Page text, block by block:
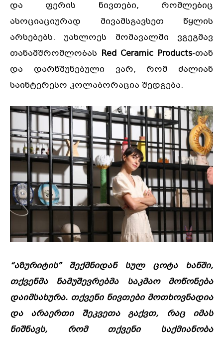
და ფერის ნივთები, რომლებიც
ასოციაციურად მივამსგავსეთ წყლის
არსებებს. უახლოეს მომავალში ვგეგმავ
თანამშრომლობას
Red Ceramic Products-თან
და დარწმუნებული ვარ, რომ ძალიან
საინტერესო კოლაბორაცია შედგება.
“აზურიტის” შექმნიდან სულ ცოტა ხანში,
თქვენმა ნამუშევრებმა საკმაო მოწონება
დაიმსახურა. თქვენი ნივთები მოთხოვნადია
და არაერთი შეკვეთა გაქვთ, რაც იმას
ნიშნავს, რომ თქვენი საქმიანობა